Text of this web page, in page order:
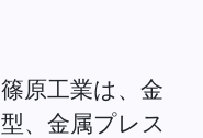
篠原工業は、金
型、金属プレス